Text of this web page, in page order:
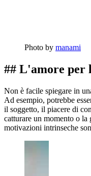
Photo by manami
## L'amore per
Non è facile spiegare in
Ad esempio, potrebbe
il soggetto, il piacere di
catturare un momento o
motivazioni intrinseche